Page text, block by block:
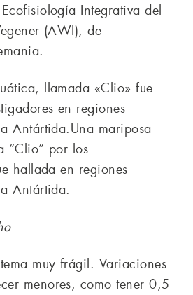
Integrativa del
(AWI), de
llamada «Clio» fue
en regiones
Antártida.Una mariposa
“Clio” por los
hallada en regiones
Antártida.
muy frágil. Variaciones
menores, como tener 0,5